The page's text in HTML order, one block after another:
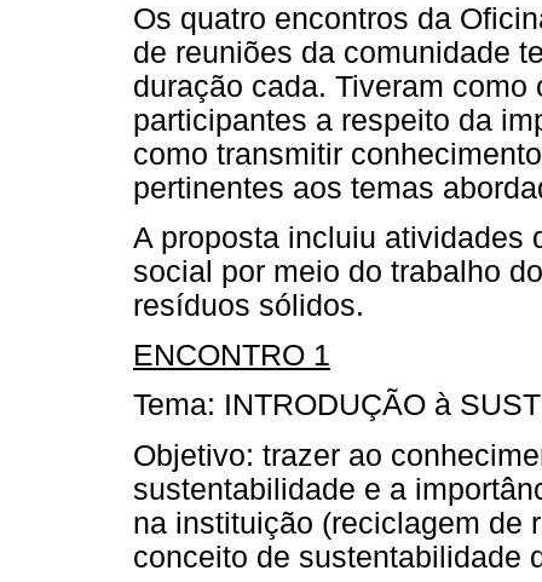
Os quatro encontros da
de reuniões da comunidade
duração cada. Tiveram
participantes a respeito da
como transmitir
pertinentes aos temas
A proposta incluiu atividades
social por meio do trabalho
resíduos sólidos.
ENCONTRO 1
Tema: INTRODUÇÃO à
Objetivo: trazer ao
sustentabilidade e a
na instituição (reciclagem de
conceito de sustentabilidade